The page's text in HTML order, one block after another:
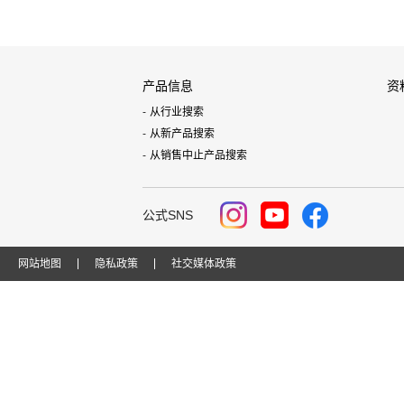
产品信息
从行业搜索
从新产品搜索
从销售中止产品搜索
资
公式SNS
网站地图 隐私政策 社交媒体政策